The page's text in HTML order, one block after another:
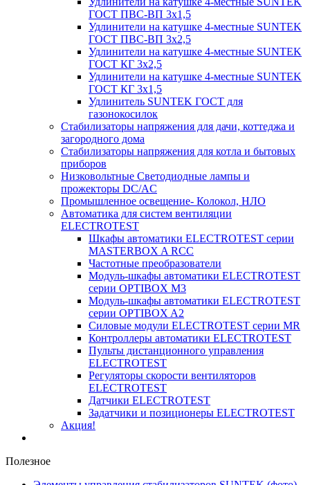
ГОСТ ПВС-ВП 3х1,5
Удлинители на катушке 4-местные SUNTEK
ГОСТ ПВС-ВП 3х2,5
Удлинители на катушке 4-местные SUNTEK
ГОСТ КГ 3х2,5
Удлинители на катушке 4-местные SUNTEK
ГОСТ КГ 3х1,5
Удлинитель SUNTEK ГОСТ для
газонокосилок
Стабилизаторы напряжения для дачи, коттеджа и
загородного дома
Стабилизаторы напряжения для котла и бытовых
приборов
Низковольтные Светодиодные лампы и
прожекторы DC/AC
Промышленное освещение- Колокол, НЛО
Автоматика для систем вентиляции
ELECTROTEST
Шкафы автоматики ELECTROTEST серии
MASTERBOX A RCC
Частотные преобразователи
Модуль-шкафы автоматики ELECTROTEST
серии OPTIBOX M3
Модуль-шкафы автоматики ELECTROTEST
серии OPTIBOX A2
Силовые модули ELECTROTEST серии MR
Контроллеры автоматики ELECTROTEST
Пульты дистанционного управления
ELECTROTEST
Регуляторы скорости вентиляторов
ELECTROTEST
Датчики ELECTROTEST
Задатчики и позиционеры ELECTROTEST
Акция!
Полезное